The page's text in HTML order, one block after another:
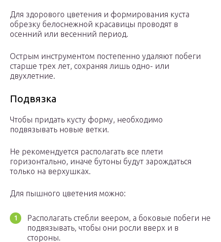
Для здорового цветения и формирования куста
обрезку белоснежной красавицы проводят в
осенний или весенний период.
Острым инструментом постепенно удаляют побеги
старше трех лет, сохраняя лишь одно- или
двухлетние.
Подвязка
Чтобы придать кусту форму, необходимо
подвязывать новые ветки.
Не рекомендуется располагать все плети
горизонтально, иначе бутоны будут зарождаться
только на верхушках.
Для пышного цветения можно:
Располагать стебли веером, а боковые побеги не
подвязывать, чтобы они росли вверх и в
стороны.